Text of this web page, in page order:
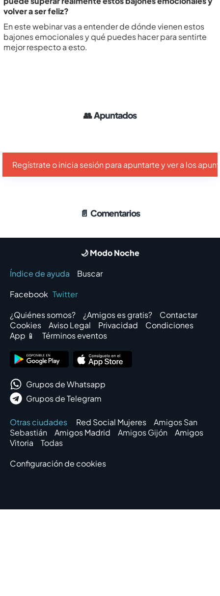
volver a ser feliz?
En este webinar vas a entender de dónde vienen estos
bajones emocionales y qué puedes hacer para sentirte
mejor respecto a esto.
👥Apuntados
Regístrate o inicia sesión para apuntarte y ver a los
📄 Comentarios
🌙 Modo Noche
Índice de ayuda
Buscar
Facebook Twitter
¿Quiénes somos?
¿Amigos es gratis?
Contactar
Cookies
Aviso Legal Privacidad
Condiciones
App 📱
Términos eventos
Grupos de Whatsapp
Grupos de Telegram
Otras ciudades Red Social Mujeres
Amigos San
Sebastián
Amigos Madrid Amigos Gijón
Amigos
Vitoria
Todas
Configuración de cookies